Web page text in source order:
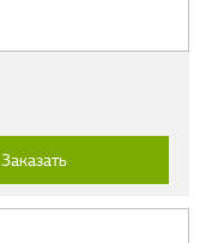
Заказать